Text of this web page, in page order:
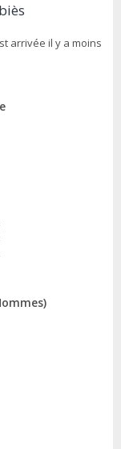
arrivée il y a moins